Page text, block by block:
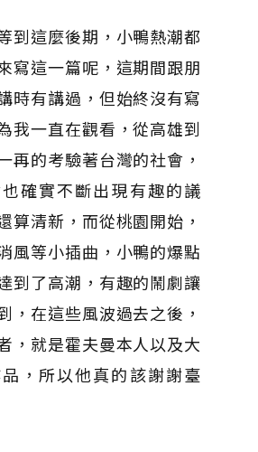
到這麼後期，小鴨熱潮都
寫這一篇呢，這期間跟朋
時有講過，但始終沒有寫
我一直在觀看，從高雄到
再的考驗著台灣的社會，
確實不斷出現有趣的議
算清新，而從桃園開始，
風等小插曲，小鴨的爆點
到了高潮，有趣的鬧劇讓
，在這些風波過去之後，
，就是霍夫曼本人以及大
，所以他真的該謝謝臺